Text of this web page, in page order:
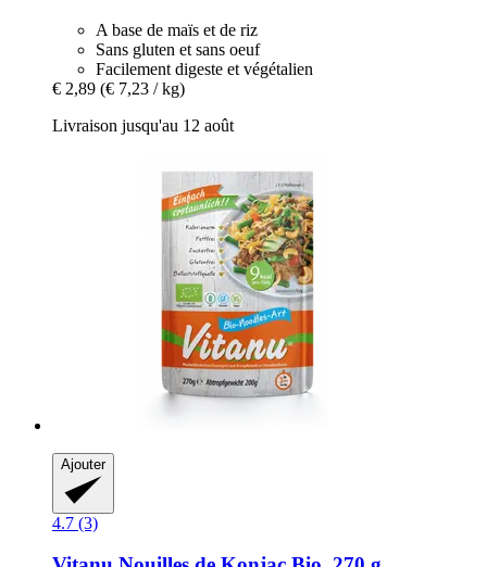
A base de maïs et de riz
Sans gluten et sans oeuf
Facilement digeste et végétalien
€ 2,89 (€ 7,23 / kg)
Livraison jusqu'au 12 août
Ajouter
4.7 (3)